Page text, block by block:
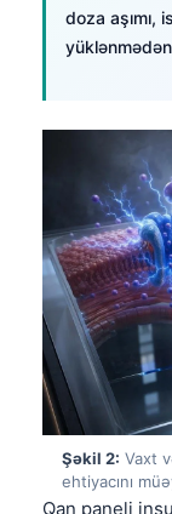
doza aşımı,
Şəkil 2: Vaxt
ehtiyacını
Qan paneli